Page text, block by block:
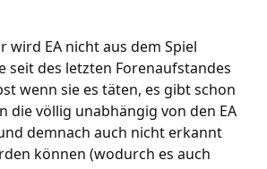
wird EA nicht aus dem Spiel
seit des letzten Forenaufstandes
wenn sie es täten, es gibt schon
die völlig unabhängig von den EA
demnach auch nicht erkannt
können (wodurch es auch